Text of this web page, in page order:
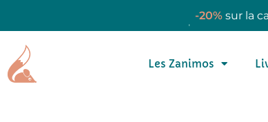
-20% sur la
Les Zanimos